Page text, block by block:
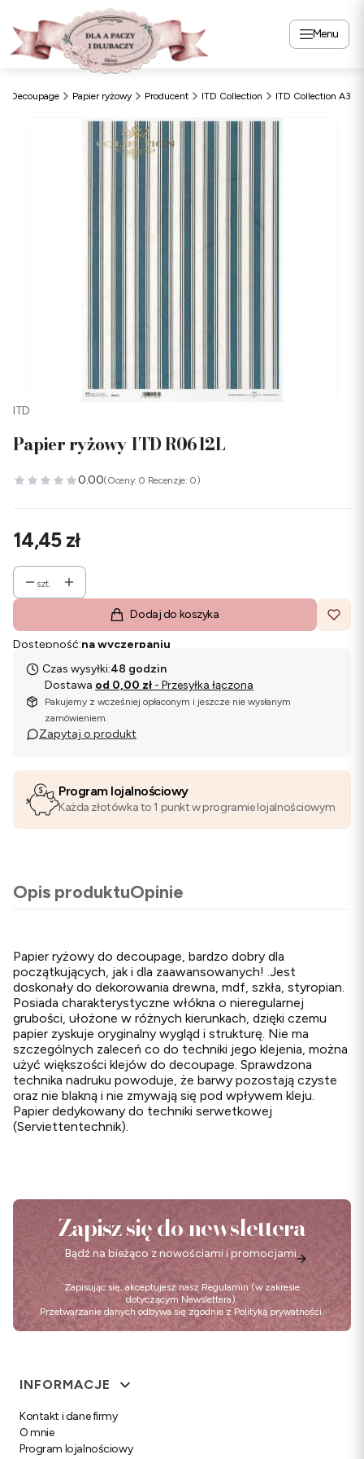
Menu
Decoupage Papier ryżowy Producent ITD Collection ITD Collection A3
ITD
Papier ryżowy ITD R0612L
0.00(Oceny: 0 Recenzje: 0)
Cena
14,45 zł
szt.
Dodaj do koszyka
Dostępność:na wyczerpaniu
Czas wysyłki:48 godzin
Dostawa od 0,00 zł - Przesyłka łączona
Pakujemy z wcześniej opłaconym i jeszcze nie wysłanym
zamówieniem.
Zapytaj o produkt
Program lojalnościowy
Każda złotówka to 1 punkt w programie lojalnościowym
Opis produktuOpinie
Papier ryżowy do decoupage, bardzo dobry dla
początkujących, jak i dla zaawansowanych! .Jest
doskonały do dekorowania drewna, mdf, szkła, styropian.
Posiada charakterystyczne włókna o nieregularnej
grubości, ułożone w różnych kierunkach, dzięki czemu
papier zyskuje oryginalny wygląd i strukturę. Nie ma
szczególnych zaleceń co do techniki jego klejenia, można
użyć większości klejów do decoupage. Sprawdzona
technika nadruku powoduje, że barwy pozostają czyste
oraz nie blakną i nie zmywają się pod wpływem kleju.
Papier dedykowany do techniki serwetkowej
(Serviettentechnik).
Zapisz się do newslettera
Bądź na bieżąco z nowościami i promocjami.
Zapisując się, akceptujesz nasz Regulamin (w zakresie
dotyczącym Newslettera).
Przetwarzanie danych odbywa się zgodnie z Polityką prywatności.
Linki w stopce
INFORMACJE
Kontakt i dane firmy
O mnie
Program lojalnościowy